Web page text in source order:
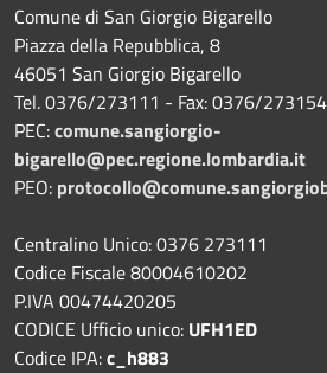
Comune di San Giorgio Bigarello
Piazza della Repubblica, 8
46051 San Giorgio Bigarello
Tel. 0376/273111 - Fax: 0376/273154
PEC:comune.sangiorgio-
bigarello@pec.regione.lombardia.it
PEO:
Centralino Unico: 0376 273111
Codice Fiscale 80004610202
P.IVA 00474420205
CODICE Ufficio unico: UFH1ED
Codice IPA:c_h883